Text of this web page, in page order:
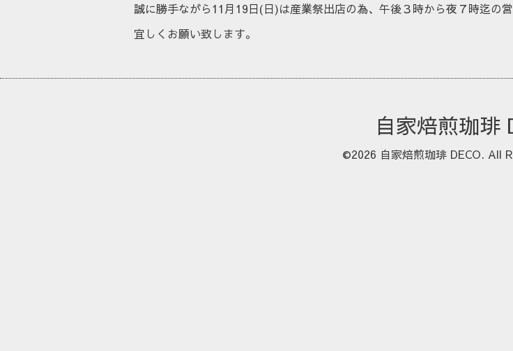
誠に勝手ながら11月19日(日)は産業祭出店の為、午後３時から夜７時迄の営
宜しくお願い致します。
自家焙煎珈琲
©2026 自家焙煎珈琲 DECO. All